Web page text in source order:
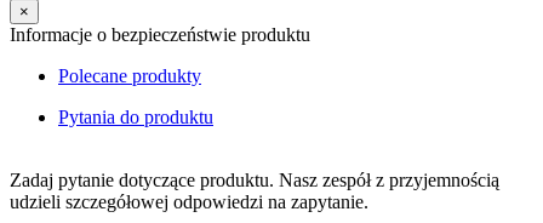
×
Informacje o bezpieczeństwie produktu
Polecane produkty
Pytania do produktu
Zadaj pytanie dotyczące produktu. Nasz zespół z przyjemnością
udzieli szczegółowej odpowiedzi na zapytanie.